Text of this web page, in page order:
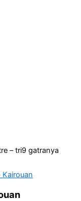
– tri9 gatranya
Kairouan